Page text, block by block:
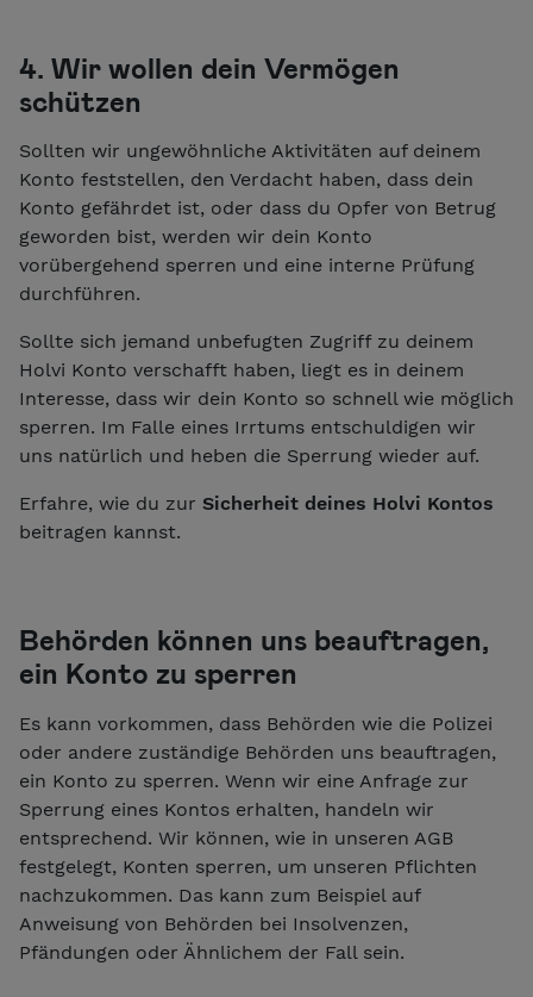
4. Wir wollen dein Vermögen
schützen
Sollten wir ungewöhnliche Aktivitäten auf deinem
Konto feststellen, den Verdacht haben, dass dein
Konto gefährdet ist, oder dass du Opfer von Betrug
geworden bist, werden wir dein Konto
vorübergehend sperren und eine interne Prüfung
durchführen.
Sollte sich jemand unbefugten Zugriff zu deinem
Holvi Konto verschafft haben, liegt es in deinem
Interesse, dass wir dein Konto so schnell wie möglich
sperren. Im Falle eines Irrtums entschuldigen wir
uns natürlich und heben die Sperrung wieder auf.
Erfahre, wie du zur Sicherheit deines Holvi Kontos
beitragen kannst.
Behörden können uns beauftragen,
ein Konto zu sperren
Es kann vorkommen, dass Behörden wie die Polizei
oder andere zuständige Behörden uns beauftragen,
ein Konto zu sperren. Wenn wir eine Anfrage zur
Sperrung eines Kontos erhalten, handeln wir
entsprechend. Wir können, wie in unseren AGB
festgelegt, Konten sperren, um unseren Pflichten
nachzukommen. Das kann zum Beispiel auf
Anweisung von Behörden bei Insolvenzen,
Pfändungen oder Ähnlichem der Fall sein.